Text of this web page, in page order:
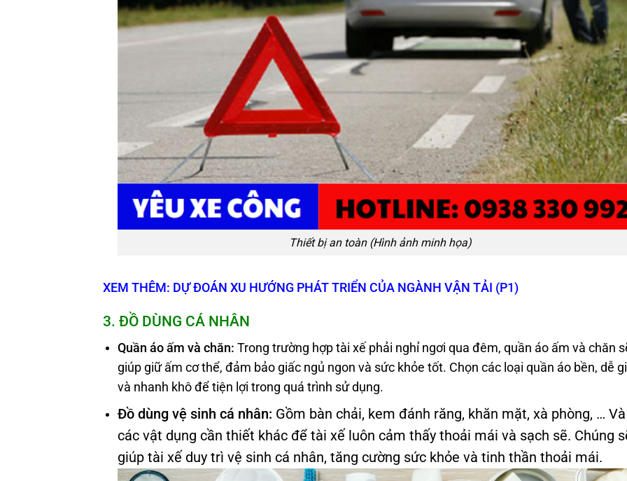
Thiết bị an toàn (Hình ảnh minh họa)
XEM THÊM: DỰ ĐOÁN XU HƯỚNG PHÁT TRIỂN CỦA NGÀNH VẬN TẢI (P1)
3. ĐỒ DÙNG CÁ NHÂN
Quần áo ấm và chăn: Trong trường hợp tài xế phải nghỉ ngơi qua đêm, quần áo ấm và chăn
giúp giữ ấm cơ thể, đảm bảo giấc ngủ ngon và sức khỏe tốt. Chọn các loại quần áo bền, dễ
và nhanh khô để tiện lợi trong quá trình sử dụng.
Đồ dùng vệ sinh cá nhân: Gồm bàn chải, kem đánh răng, khăn mặt, xà phòng, … Và
các vật dụng cần thiết khác để tài xế luôn cảm thấy thoải mái và sạch sẽ. Chúng
giúp tài xế duy trì vệ sinh cá nhân, tăng cường sức khỏe và tinh thần thoải mái.